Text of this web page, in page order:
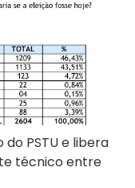
PSTU e libera
técnico entre